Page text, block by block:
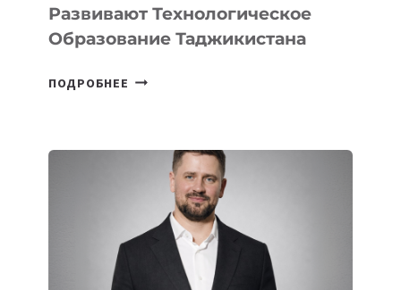
Развивают Технологическое
Образование Таджикистана
ПОДРОБНЕЕ 6
КОТОРЫЕ
РАЗВИВАЮТ
ТЕХНОЛОГИЧЕСКОЕ
ОБРАЗОВАНИЕ
ТАДЖИКИСТАНА